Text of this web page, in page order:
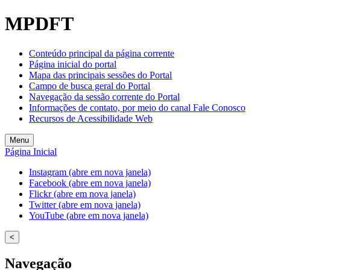
MPDFT
Conteúdo principal da página corrente
Página inicial do portal
Mapa das principais sessões do Portal
Campo de busca geral do Portal
Navegação da sessão corrente do Portal
Informações de contato, por meio do canal Fale Conosco
Recursos de Acessibilidade Web
Menu
Página Inicial
Instagram (abre em nova janela)
Facebook (abre em nova janela)
Flickr (abre em nova janela)
Twitter (abre em nova janela)
YouTube (abre em nova janela)
<
Navegação